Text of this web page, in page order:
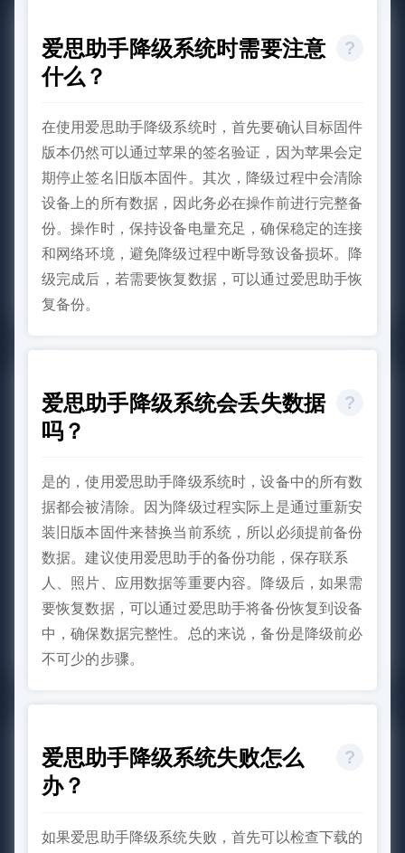
爱思助手降级系统时需要注意
什么？
在使用爱思助手降级系统时，首先要确认目标固件
版本仍然可以通过苹果的签名验证，因为苹果会定
期停止签名旧版本固件。其次，降级过程中会清除
设备上的所有数据，因此务必在操作前进行完整备
份。操作时，保持设备电量充足，确保稳定的连接
和网络环境，避免降级过程中断导致设备损坏。降
级完成后，若需要恢复数据，可以通过爱思助手恢
复备份。
爱思助手降级系统会丢失数据
吗？
是的，使用爱思助手降级系统时，设备中的所有数
据都会被清除。因为降级过程实际上是通过重新安
装旧版本固件来替换当前系统，所以必须提前备份
数据。建议使用爱思助手的备份功能，保存联系
人、照片、应用数据等重要内容。降级后，如果需
要恢复数据，可以通过爱思助手将备份恢复到设备
中，确保数据完整性。总的来说，备份是降级前必
不可少的步骤。
爱思助手降级系统失败怎么
办？
如果爱思助手降级系统失败，首先可以检查下载的